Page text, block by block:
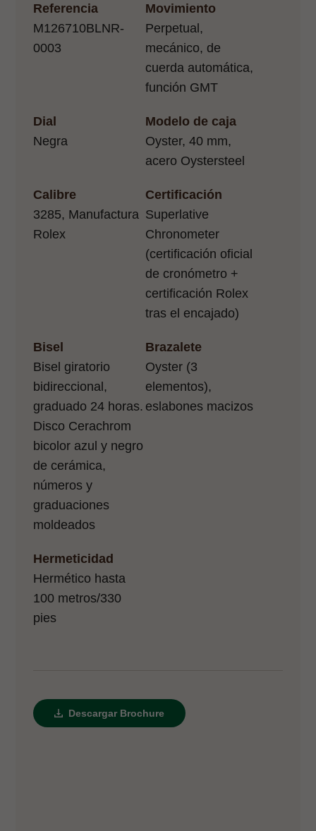
Referencia
M126710BLNR-
0003
Movimiento
Perpetual,
mecánico, de
cuerda automática,
función GMT
Dial
Negra
Modelo de caja
Oyster, 40 mm,
acero Oystersteel
Calibre
3285, Manufactura
Rolex
Certificación
Superlative
Chronometer
(certificación oficial
de cronómetro +
certificación Rolex
tras el encajado)
Bisel
Bisel giratorio
bidireccional,
graduado 24 horas.
Disco Cerachrom
bicolor azul y negro
de cerámica,
números y
graduaciones
moldeados
Brazalete
Oyster (3
elementos),
eslabones macizos
Hermeticidad
Hermético hasta
100 metros/330
pies
Descargar Brochure